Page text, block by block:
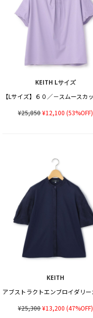
KEITH Lサイズ
¥25,850¥12,100 (53%OFF)
KEITH
¥25,300¥13,200 (47%OFF)